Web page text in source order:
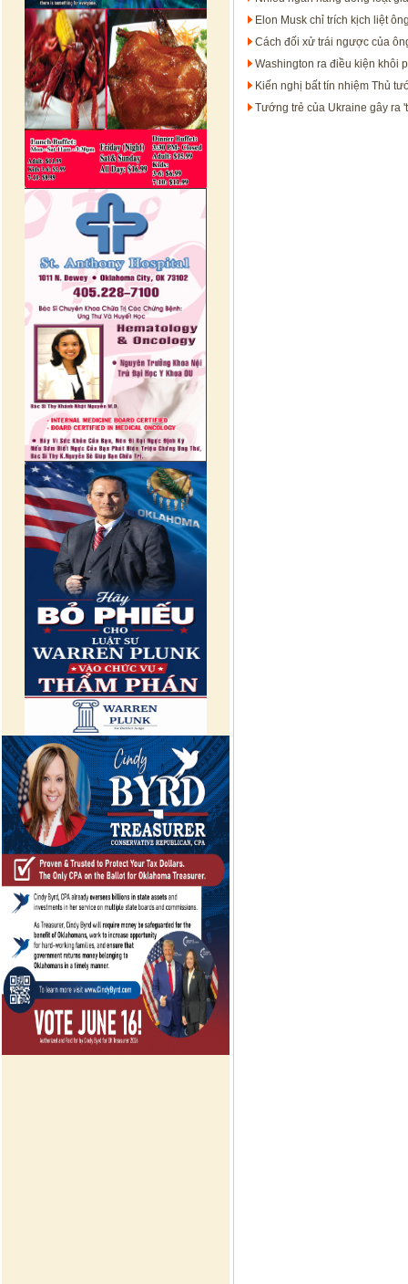
Elon Musk chỉ trích kịch liệt
Cách đối xử trái ngược của
Washington ra điều kiện khôi
Kiến nghị bất tín nhiệm Thủ
Tướng trẻ của Ukraine gây ra